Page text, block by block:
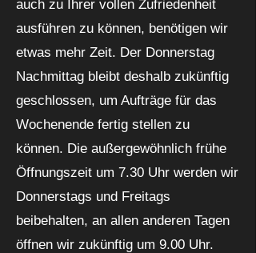
auch zu Ihrer vollen Zufriedenheit
ausführen zu können, benötigen wir
etwas mehr Zeit. Der Donnerstag
Nachmittag bleibt deshalb zukünftig
geschlossen, um Aufträge für das
Wochenende fertig stellen zu
können. Die außergewöhnlich frühe
Öffnungszeit um 7.30 Uhr werden wir
Donnerstags und Freitags
beibehalten, an allen anderen Tagen
öffnen wir zukünftig um 9.00 Uhr.